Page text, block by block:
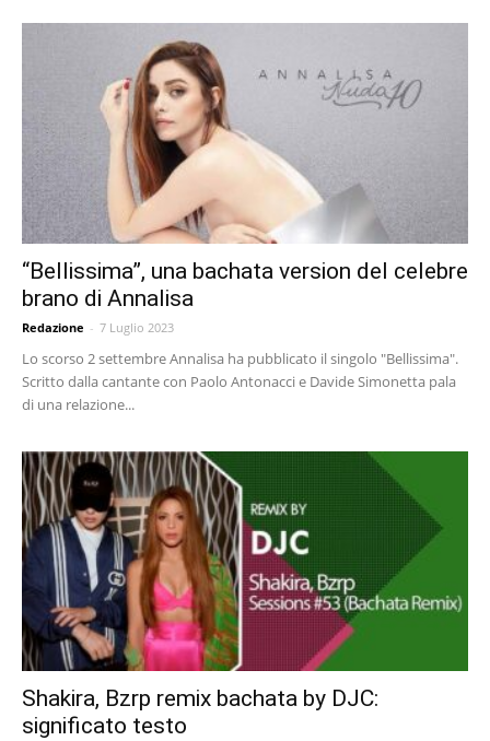
“Bellissima”, una bachata version del celebre
brano di Annalisa
Redazione - 7 Luglio 2023
Lo scorso 2 settembre Annalisa ha pubblicato il singolo "Bellissima".
Scritto dalla cantante con Paolo Antonacci e Davide Simonetta pala
di una relazione...
Shakira, Bzrp remix bachata by DJC:
significato testo